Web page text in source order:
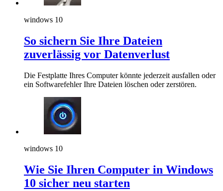
windows 10
So sichern Sie Ihre Dateien
zuverlässig vor Datenverlust
Die Festplatte Ihres Computer könnte jederzeit ausfallen oder
ein Softwarefehler Ihre Dateien löschen oder zerstören.
windows 10
Wie Sie Ihren Computer in Windows
10 sicher neu starten